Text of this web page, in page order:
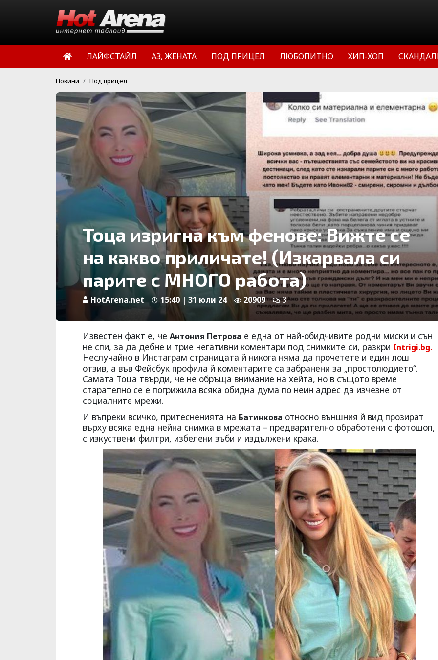
ЛАЙФСТАЙЛ АЗ, ЖЕНАТА ПОД ПРИЦЕЛ ЛЮБОПИТНО ХИП-ХОП
Новини Под прицел
Тоца изригна към фенове: Вижте се
на какво приличате! (Изкарвала си
парите с МНОГО работа)
HotArena.net 15:40 | 31 юли 24 20909 3
Известен факт е, че Антония Петрова е една от най-обидчивите родни миски и сън
не спи, за да дебне и трие негативни коментари под снимките си, разкри Intrigi.bg.
Неслучайно в Инстаграм страницата й никога няма да прочетете и един лош
отзив, а във Фейсбук профила й коментарите са забранени за „простолюдието“.
Самата Тоца твърди, че не обръща внимание на хейта, но в същото време
старателно се е погрижила всяка обидна дума по неин адрес да изчезне от
социалните мрежи.
И въпреки всичко, притесненията на Батинкова относно външния й вид прозират
върху всяка една нейна снимка в мрежата – предварително обработени с фотошоп,
с изкуствени филтри, избелени зъби и издължени крака.